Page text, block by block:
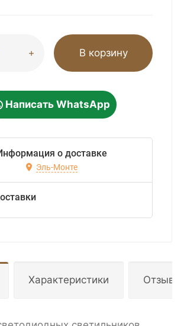
В корзину
Написать WhatsApp
о доставке
Эль-Монте
Характеристики